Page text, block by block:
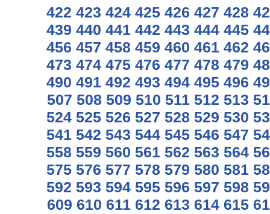
422 423 424 425 426 427 428
439 440 441 442 443 444 445
456 457 458 459 460 461 462
473 474 475 476 477 478 479
490 491 492 493 494 495 496
507 508 509 510 511 512 513
524 525 526 527 528 529 530
541 542 543 544 545 546 547
558 559 560 561 562 563 564
575 576 577 578 579 580 581
592 593 594 595 596 597 598
609 610 611 612 613 614 615